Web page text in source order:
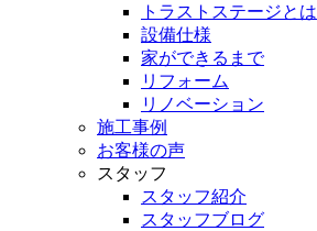
トラストステージとは
設備仕様
家ができるまで
リフォーム
リノベーション
施工事例
お客様の声
スタッフ
スタッフ紹介
スタッフブログ